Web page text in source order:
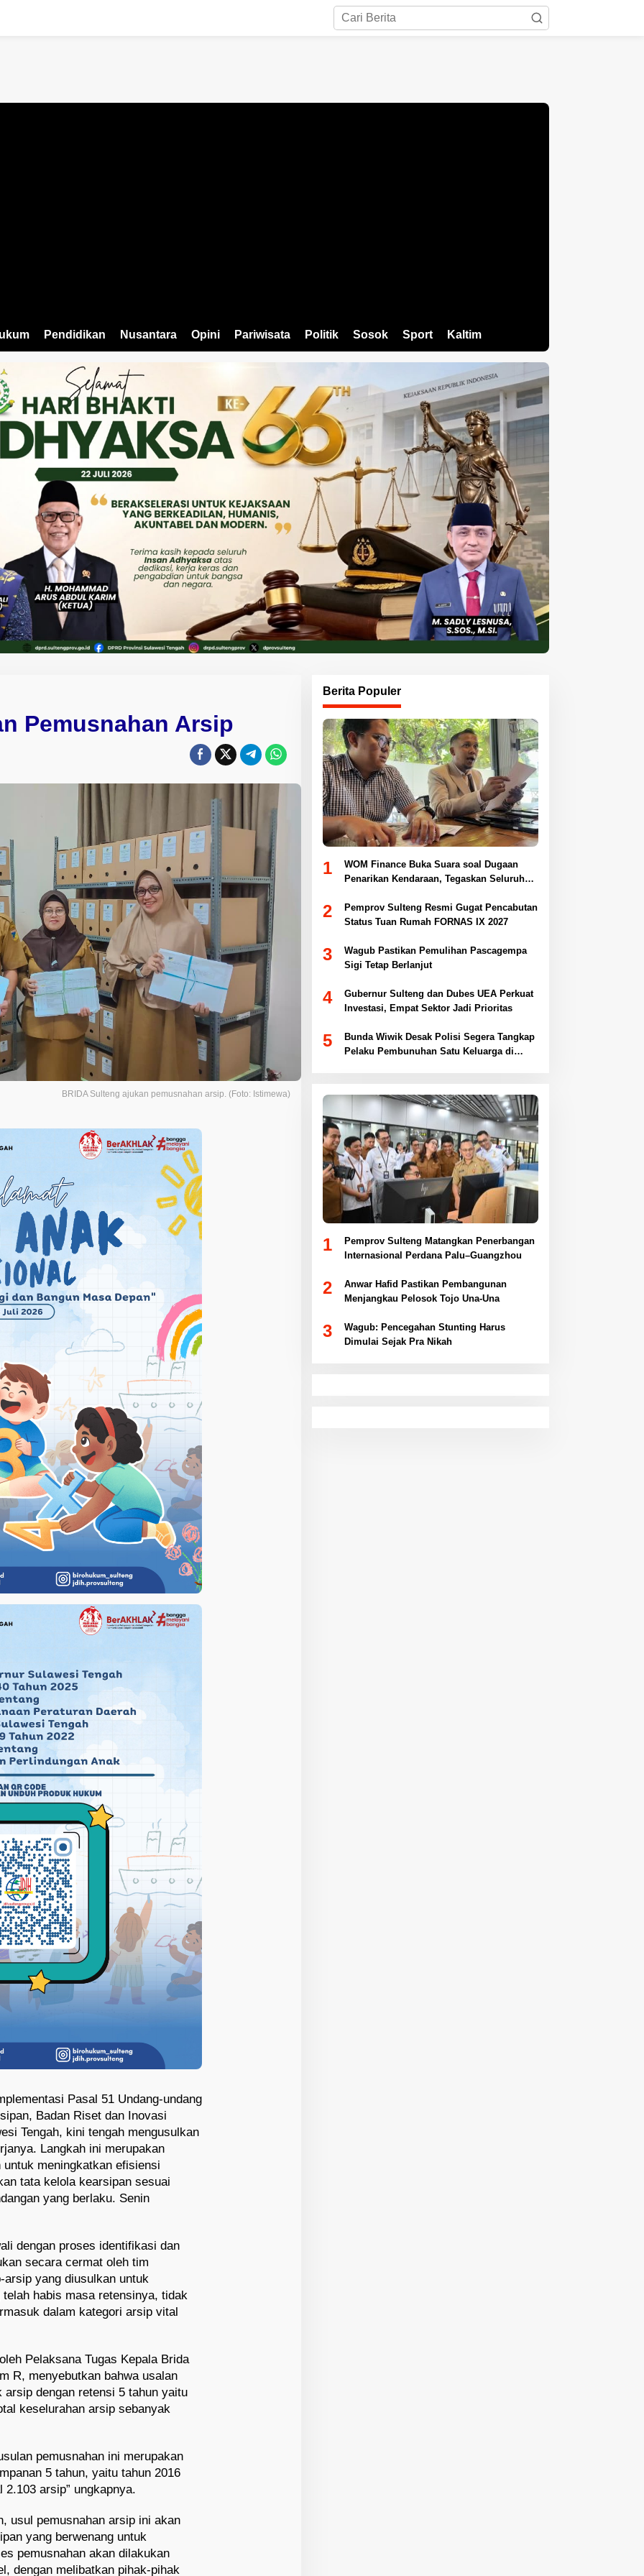
Pendidikan Nusantara Opini Pariwisata Politik Sosok Sport Kaltim
Pemusnahan Arsip
BRIDA Sulteng ajukan pemusnahan arsip. (Foto: Istimewa)
Pasal 51 Undang-undang
Badan Riset dan Inovasi
Tengah, kini tengah mengusulkan
Langkah ini merupakan
meningkatkan efisiensi
tata kelola kearsipan sesuai
yang berlaku. Senin
dengan proses identifikasi dan
secara cermat oleh tim
arsip yang diusulkan untuk
habis masa retensinya, tidak
dalam kategori arsip vital
Pelaksana Tugas Kepala Brida
R, menyebutkan bahwa usalan
dengan retensi 5 tahun yaitu
keselurahan arsip sebanyak
pemusnahan ini merupakan
5 tahun, yaitu tahun 2016
2.103 arsip” ungkapnya.
usul pemusnahan arsip ini akan
yang berwenang untuk
pemusnahan akan dilakukan
dengan melibatkan pihak-pihak
Berita Populer
1
WOM Finance Buka Suara soal Dugaan
Penarikan Kendaraan, Tegaskan Seluruh
2
Pemprov Sulteng Resmi Gugat Pencabutan
Status Tuan Rumah FORNAS IX 2027
3
Wagub Pastikan Pemulihan Pascagempa
Sigi Tetap Berlanjut
4
Gubernur Sulteng dan Dubes UEA Perkuat
Investasi, Empat Sektor Jadi Prioritas
5
Bunda Wiwik Desak Polisi Segera Tangkap
Pelaku Pembunuhan Satu Keluarga di
1
Pemprov Sulteng Matangkan Penerbangan
Internasional Perdana Palu–Guangzhou
2
Anwar Hafid Pastikan Pembangunan
Menjangkau Pelosok Tojo Una-Una
3
Wagub: Pencegahan Stunting Harus
Dimulai Sejak Pra Nikah